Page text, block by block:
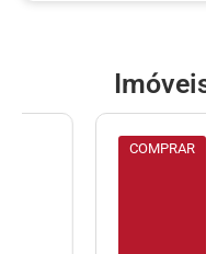
COMPRAR